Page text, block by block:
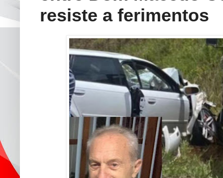
resiste a ferimentos